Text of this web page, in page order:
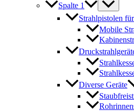
Spalte 1
Strahlpistolen
Mobile
Diverse Geräte